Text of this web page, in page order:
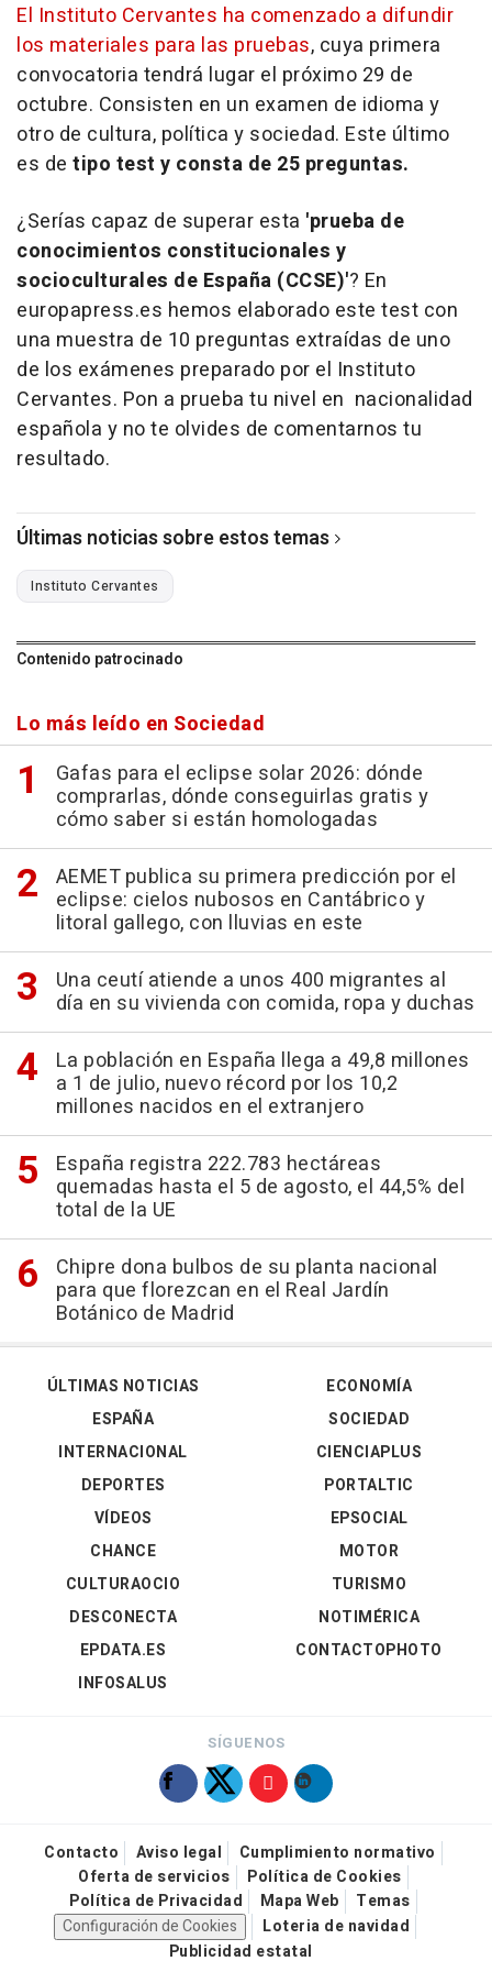
El Instituto Cervantes ha comenzado a difundir
los materiales para las pruebas, cuya primera
convocatoria tendrá lugar el próximo 29 de
octubre. Consisten en un examen de idioma y
otro de cultura, política y sociedad. Este último
es de tipo test y consta de 25 preguntas.
¿Serías capaz de superar esta 'prueba de
conocimientos constitucionales y
socioculturales de España (CCSE)'? En
europapress.es hemos elaborado este test con
una muestra de 10 preguntas extraídas de uno
de los exámenes preparado por el Instituto
Cervantes. Pon a prueba tu nivel en nacionalidad
española y no te olvides de comentarnos tu
resultado.
Últimas noticias sobre estos temas
Instituto Cervantes
Contenido patrocinado
Lo más leído en Sociedad
Gafas para el eclipse solar 2026: dónde
comprarlas, dónde conseguirlas gratis y
cómo saber si están homologadas
AEMET publica su primera predicción por el
eclipse: cielos nubosos en Cantábrico y
litoral gallego, con lluvias en este
Una ceutí atiende a unos 400 migrantes al
día en su vivienda con comida, ropa y duchas
La población en España llega a 49,8 millones
a 1 de julio, nuevo récord por los 10,2
millones nacidos en el extranjero
España registra 222.783 hectáreas
quemadas hasta el 5 de agosto, el 44,5% del
total de la UE
Chipre dona bulbos de su planta nacional
para que florezcan en el Real Jardín
Botánico de Madrid
ÚLTIMAS NOTICIAS
ESPAÑA
INTERNACIONAL
DEPORTES
VÍDEOS
ECONOMÍA
SOCIEDAD
CIENCIAPLUS
PORTALTIC
EPSOCIAL
CHANCE
CULTURAOCIO
DESCONECTA
EPDATA.ES
INFOSALUS
MOTOR
TURISMO
NOTIMÉRICA
CONTACTOPHOTO
SÍGUENOS
Contacto Aviso legal
Cumplimiento normativo
Oferta de servicios
Política de Cookies
Política de Privacidad
Mapa Web
Temas
Configuración de Cookies
Loteria de navidad
Publicidad estatal